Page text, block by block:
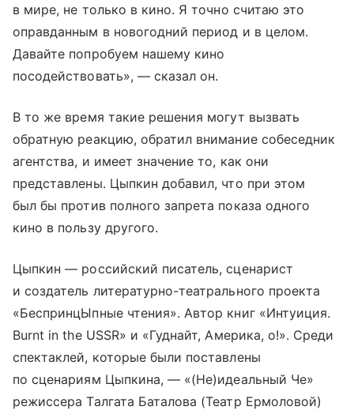
в мире, не только в кино. Я точно считаю это
оправданным в новогодний период и в целом.
Давайте попробуем нашему кино
посодействовать», — сказал он.
В то же время такие решения могут вызвать
обратную реакцию, обратил внимание собеседник
агентства, и имеет значение то, как они
представлены. Цыпкин добавил, что при этом
был бы против полного запрета показа одного
кино в пользу другого.
Цыпкин — российский писатель, сценарист
и создатель литературно-театрального проекта
«БеспринцЫпные чтения». Автор книг «Интуиция.
Burnt in the USSR» и «Гуднайт, Америка, о!». Среди
спектаклей, которые были поставлены
по сценариям Цыпкина, — «(Не)идеальный Че»
режиссера Талгата Баталова (Театр Ермоловой)